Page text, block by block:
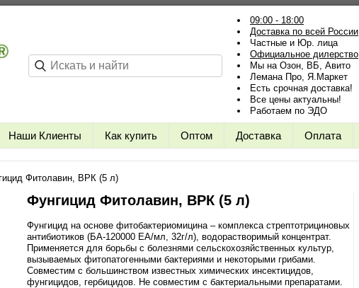
09:00 - 18:00
Доставка по всей России
Частные и Юр. лица
Официальное дилерство
Мы на Озон, ВБ, Авито
Лемана Про, Я.Маркет
Есть срочная доставка!
Все цены актуальны!
Работаем по ЭДО
Наши Клиенты Как купить Оптом Доставка Оплата
Фитолавин, ВРК (5 л)
Фунгицид Фитолавин, ВРК (5 л)
Фунгицид на основе фитобактериомицина – комплекса стрептотрициновых
антибиотиков (БА-120000 ЕА/мл, 32г/л), водорастворимый концентрат.
Применяется для борьбы с болезнями сельскохозяйственных культур,
вызываемых фитопатогенными бактериями и некоторыми грибами.
Совместим с большинством известных химических инсектицидов,
фунгицидов, гербицидов. Не совместим с бактериальными препаратами.